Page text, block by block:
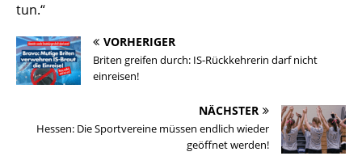
tun.“
VORHERIGER
Briten greifen durch: IS-Rückkehrerin darf nicht
einreisen!
NÄCHSTER
Hessen: Die Sportvereine müssen endlich wieder
geöffnet werden!